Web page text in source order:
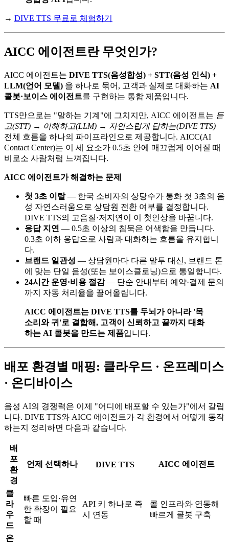
→ DIVE TTS 무료로 체험하기
AICC 에이전트란 무엇인가?
AICC 에이전트는 DIVE TTS(음성합성) + STT(음성 인식) +
LLM(언어 모델) 을 하나로 묶어, 고객과 실제로 대화하는 AI
콜봇·보이스 에이전트를 구현하는 통합 제품입니다.
TTS만으로는 "말하는 기계"에 그치지만, AICC 에이전트는 듣
고(STT) → 이해하고(LLM) → 자연스럽게 답하는(DIVE TTS)
전체 흐름을 하나의 파이프라인으로 제공합니다. AICC(AI
Contact Center)는 이 세 요소가 0.5초 안에 매끄럽게 이어질 때
비로소 사람처럼 느껴집니다.
AICC 에이전트가 해결하는 문제
첫 3초 이탈— 한국 소비자의 상당수가 통화 첫 3초의 음
성 자연스러움으로 상담원 전환 여부를 결정합니다.
DIVE TTS의 고음질·저지연이 이 첫인상을 바꿉니다.
응답 지연 — 0.5초 이상의 침묵은 어색함을 만듭니다.
0.3초 이하 응답으로 사람과 대화하는 흐름을 유지합니
다.
브랜드 일관성 — 상담원마다 다른 말투 대신, 브랜드 톤
에 맞는 단일 음성(또는 보이스클로닝)으로 통일합니다.
24시간 운영·비용 절감— 단순 안내부터 예약·결제 문의
까지 자동 처리율을 끌어올립니다.
AICC 에이전트는 DIVE TTS를 두뇌가 아니라 '목
소리와 귀'로 결합해, 고객이 신뢰하고 끝까지 대화
하는 AI 콜봇을 만드는 제품입니다.
배포 환경별 매핑: 클라우드 · 온프레미스
· 온디바이스
음성 AI의 경쟁력은 이제 "어디에 배포할 수 있는가"에서 갈립
니다. DIVE TTS와 AICC 에이전트가 각 환경에서 어떻게 동작
하는지 정리하면 다음과 같습니다.
배
포
환
경
언제 선택하나 DIVE TTS AICC 에이전트
클
라
우
드
빠른 도입·유연
한 확장이 필요
할 때
API 키 하나로 즉
시 연동
콜 인프라와 연동해
빠르게 콜봇 구축
온